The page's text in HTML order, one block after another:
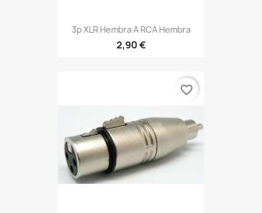
3p XLR Hembra A RCA Hembra
2,90 €
favorite_border